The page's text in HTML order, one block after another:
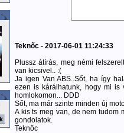
Teknőc - 2017-06-01 11:24:33
Plussz átírás, meg némi
van kicsivel.. :(
Ja igen Van ABS..Sőt, ha így
ezen is kárálhatunk, hogy mi is
homlokomon... DDD
Sőt, ma már szinte minden új
A kis ts meg van, de nem tudom
gondolatok.
Teknőc